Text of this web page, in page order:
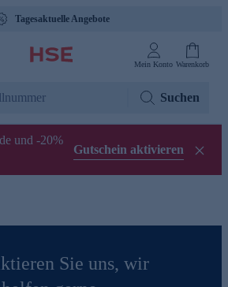
Tagesaktuelle Angebote
Mein Konto Warenkorb
Suchen
und -20%
Gutschein aktivieren
Sie uns, wir